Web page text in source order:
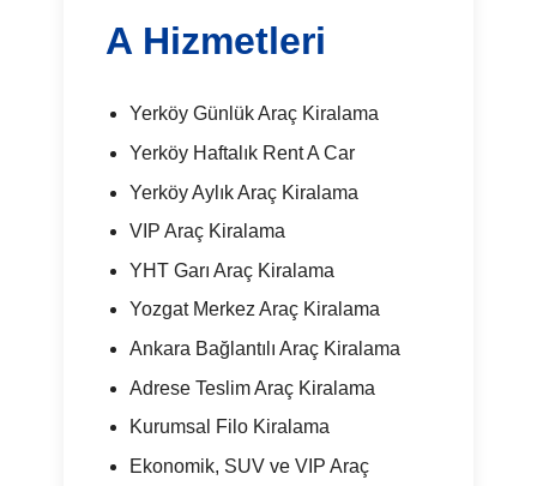
A Hizmetleri
Yerköy Günlük Araç Kiralama
Yerköy Haftalık Rent A Car
Yerköy Aylık Araç Kiralama
VIP Araç Kiralama
YHT Garı Araç Kiralama
Yozgat Merkez Araç Kiralama
Ankara Bağlantılı Araç Kiralama
Adrese Teslim Araç Kiralama
Kurumsal Filo Kiralama
Ekonomik, SUV ve VIP Araç